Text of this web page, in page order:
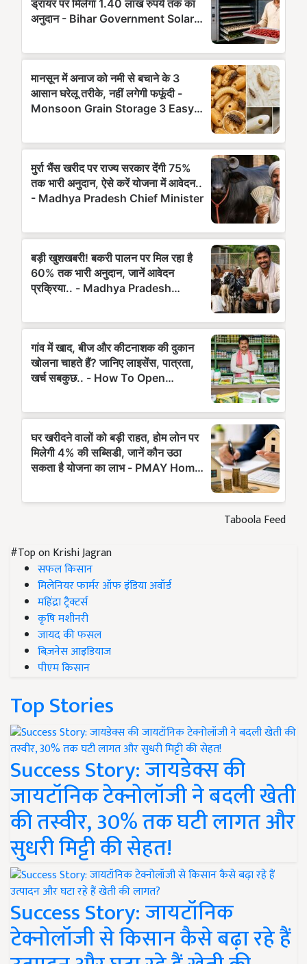
Taboola Feed
#Top on Krishi Jagran
सफल किसान
मिलेनियर फार्मर ऑफ इंडिया अवॉर्ड
महिंद्रा ट्रैक्टर्स
कृषि मशीनरी
जायद की फसल
बिज़नेस आइडियाज
पीएम किसान
Top Stories
Success Story: जायडेक्स की
जायटॉनिक टेक्नोलॉजी ने बदली खेती
की तस्वीर, 30% तक घटी लागत और
सुधरी मिट्टी की सेहत!
Success Story: जायटॉनिक
टेक्नोलॉजी से किसान कैसे बढ़ा रहे हैं